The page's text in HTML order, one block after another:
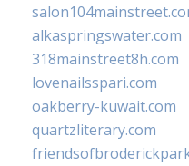
alkaspringswater.com
318mainstreet8h.com
lovenailsspari.com
oakberry-kuwait.com
quartzliterary.com